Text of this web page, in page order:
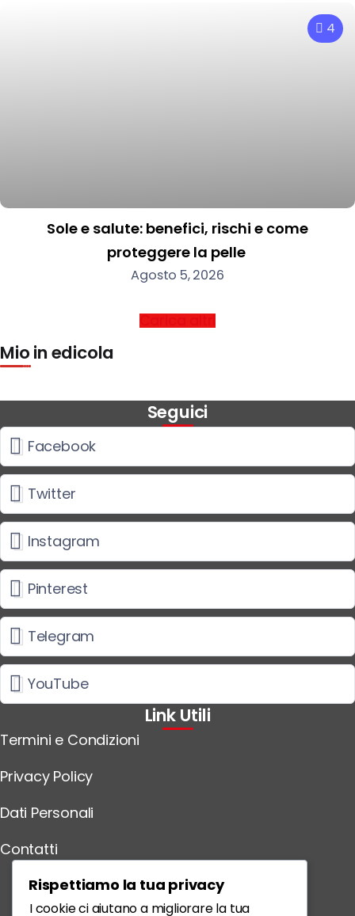
4
Sole e salute: benefici, rischi e come
proteggere la pelle
Agosto 5, 2026
Mio in edicola
Seguici
Facebook
Twitter
Instagram
Pinterest
Telegram
YouTube
Link Utili
Termini e Condizioni
Privacy Policy
Dati Personali
Contatti
Scarica l'App
Rispettiamo la tua privacy
I cookie ci aiutano a migliorare la tua